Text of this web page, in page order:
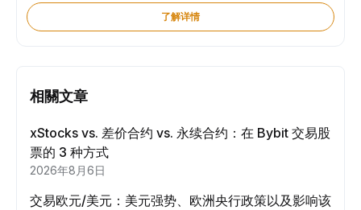
了解详情
相關文章
xStocks vs. 差价合约 vs. 永续合约：在 Bybit 交易股
票的 3 种方式
2026年8月6日
交易欧元/美元：美元强势、欧洲央行政策以及影响该